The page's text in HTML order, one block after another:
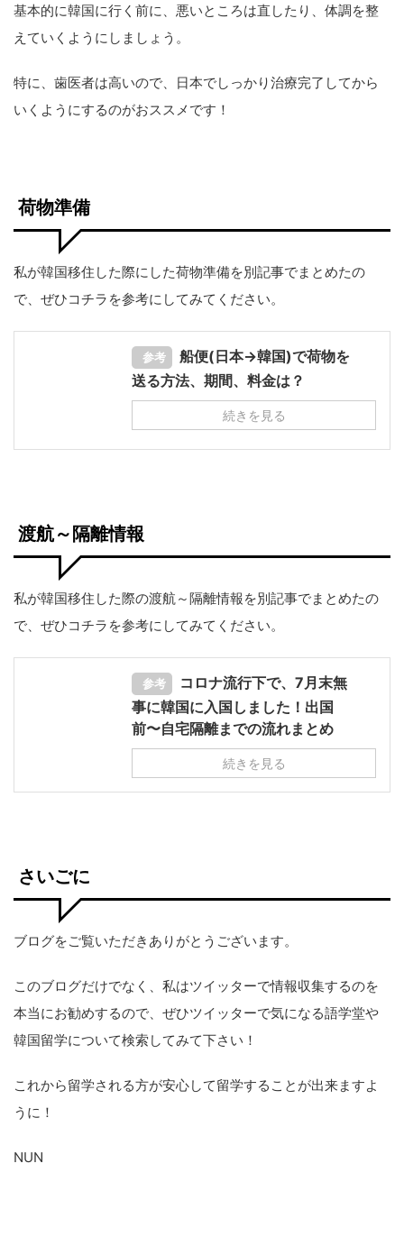
基本的に韓国に行く前に、悪いところは直したり、体調を整
えていくようにしましょう。
特に、歯医者は高いので、日本でしっかり治療完了してから
いくようにするのがおススメです！
荷物準備
私が韓国移住した際にした荷物準備を別記事でまとめたの
で、ぜひコチラを参考にしてみてください。
参考
船便(日本→韓国)で荷物を
送る方法、期間、料金は？
続きを見る
渡航～隔離情報
私が韓国移住した際の渡航～隔離情報を別記事でまとめたの
で、ぜひコチラを参考にしてみてください。
参考
コロナ流行下で、7月末無
事に韓国に入国しました！出国
前〜自宅隔離までの流れまとめ
続きを見る
さいごに
ブログをご覧いただきありがとうございます。
このブログだけでなく、私はツイッターで情報収集するのを
本当にお勧めするので、ぜひツイッターで気になる語学堂や
韓国留学について検索してみて下さい！
これから留学される方が安心して留学することが出来ますよ
うに！
NUN